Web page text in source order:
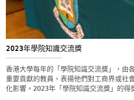
2023年學院知識交流獎
香港大學每年的「學院知識交流獎」，由
重要貢獻的教員，表揚他們對工商界或社
化影響。2023年「學院知識交流獎」的得